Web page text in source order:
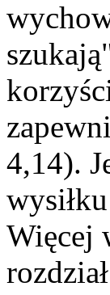
4,14).
Więcej